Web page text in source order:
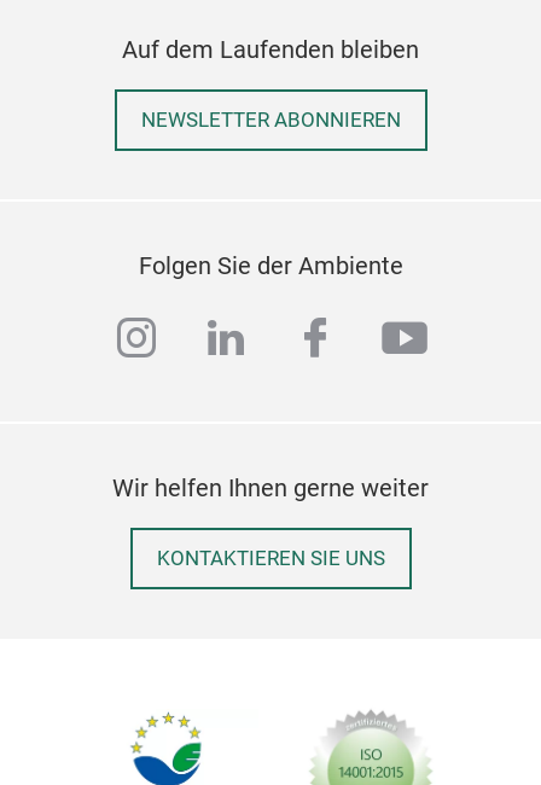
Auf dem Laufenden bleiben
NEWSLETTER ABONNIEREN
Folgen Sie der Ambiente
instagram
linkedinfacebook
Wir helfen Ihnen gerne weiter
KONTAKTIEREN SIE UNS